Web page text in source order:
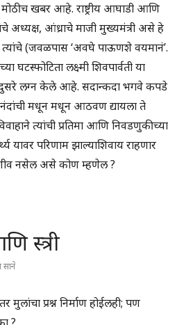
मोठीच खबर आहे. राष्ट्रीय आघाडी आणि
अध्यक्ष, आंध्राचे माजी मुख्यमंत्री असे हे
(जवळपास ‘अवघे पाऊणशे वयमानं’.
घटस्फोटिता लक्ष्मी शिवपार्वती या
लग्न केले आहे. सदान्कदा भगवे कपडे
मधून मधून आठवण द्यायला ते
त्यांची प्रतिमा आणि निवडणुकीच्या
यावर परिणाम झाल्याशिवाय राहणार
नसेल असे कोण म्हणेल ?
स्त्री
साने
मुलांचा प्रश्न निर्माण होईलही; पण